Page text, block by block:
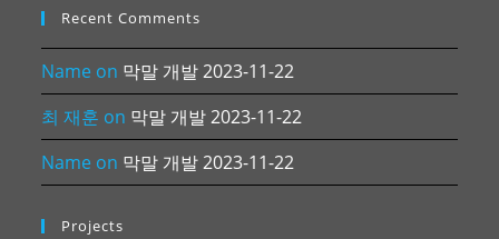
Recent Comments
Name on 막말 개발 2023-11-22
최 재훈 on 막말 개발 2023-11-22
Name on 막말 개발 2023-11-22
Projects